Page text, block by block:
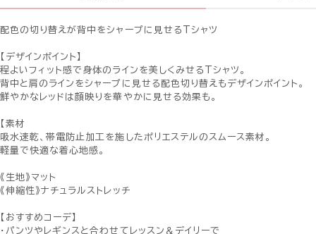
配色の切り替えが背中をシャープに見せるTシャツ
【デザインポイント】
程よいフィット感で身体のラインを美しくみせるTシャツ。
背中と肩のラインをシャープに見せる配色切り替えもデザインポイント。
鮮やかなレッドは顔映りを華やかに見せる効果も。
【素材
吸水速乾、帯電防止加工を施したポリエステルのスムース素材。
軽量で快適な着心地感。
《生地》マット
《伸縮性》ナチュラルストレッチ
【おすすめコーデ】
・パンツやレギンスと合わせてレッスン＆デイリーで